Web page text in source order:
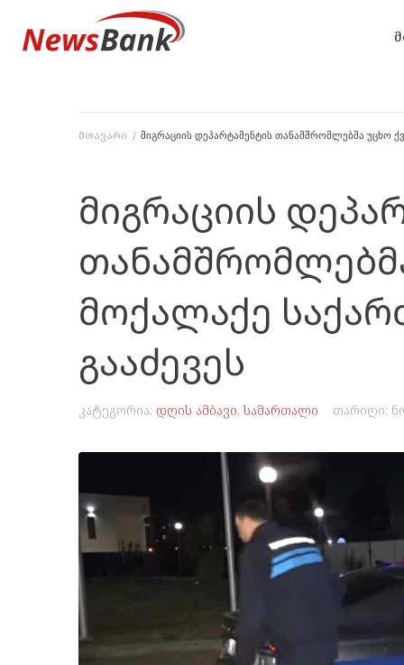
მთავარი / მიგრაციის დეპარტამენტის თანამშრომლებმა უცხო
მიგრაციის
მოქალაქე
გააძევეს
კატეგორია: დღის ამბავი, სამართალი თარიღი: